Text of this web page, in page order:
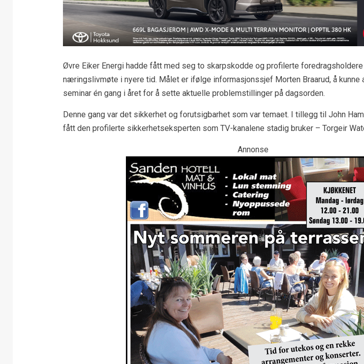
Øvre Eiker Energi hadde fått med seg to skarpskodde og profilerte
næringslivmøte i nyere tid. Målet er ifølge informasjonssjef Morten Braarud, å kunne
seminar én gang i året for å sette aktuelle problemstillinger på dagsorden.
Denne gang var det sikkerhet og forutsigbarhet som var temaet. I tillegg til John
fått den profilerte sikkerhetseksperten som TV-kanalene stadig bruker – Torgeir
Annonse